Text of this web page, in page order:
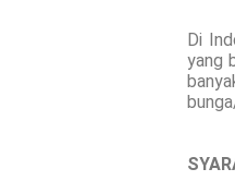
Di
yang